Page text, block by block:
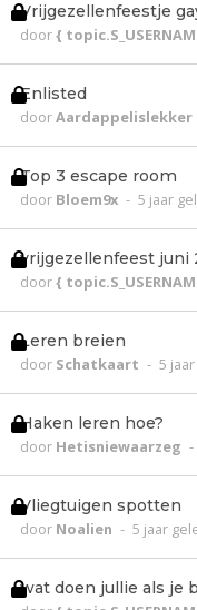
Vrijgezellenfeestje
door{
Enlisted
doorAardappelislekker
Top 3 escape room
door Bloem9x - 5 jaar
vrijgezellenfeest juni
door{
Leren breien
door Schatkaart - 5
Haken leren hoe?
door Hetisniewaarzeg -
Vliegtuigen spotten
door Noalien - 5 jaar
wat doen jullie als je